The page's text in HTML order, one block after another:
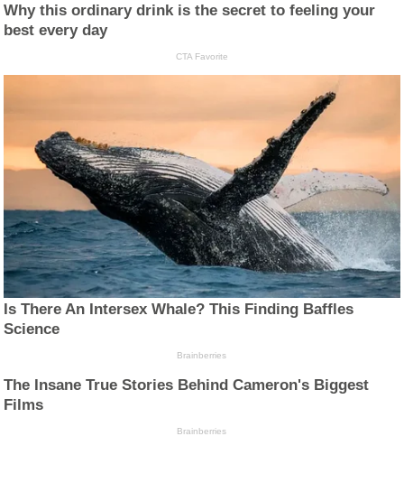
Why this ordinary drink is the secret to feeling your
best every day
CTA Favorite
Is There An Intersex Whale? This Finding Baffles
Science
Brainberries
The Insane True Stories Behind Cameron's Biggest
Films
Brainberries